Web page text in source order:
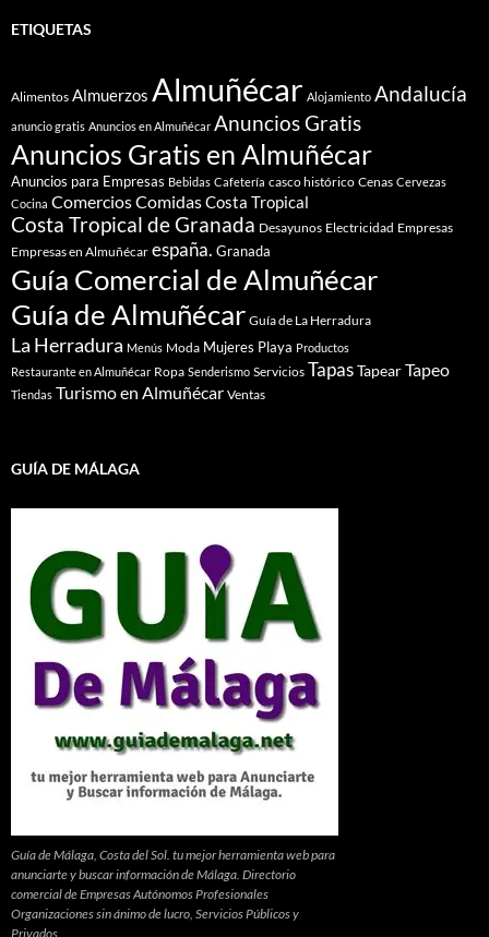
ETIQUETAS
Alimentos Almuerzos Almuñécar Alojamiento Andalucía
anuncio gratis Anuncios en Almuñécar Anuncios Gratis
Anuncios Gratis en Almuñécar
Anuncios para Empresas Bebidas Cafetería casco histórico Cenas Cervezas
Cocina ComerciosComidasCosta Tropical
Costa Tropical de Granada Desayunos Electricidad Empresas
Empresas en Almuñécar españa. Granada
Guía Comercial de Almuñécar
Guía de Almuñécar Guía de La Herradura
La Herradura Menús Moda Mujeres Playa Productos
Restaurante en Almuñécar Ropa Senderismo Servicios TapasTapearTapeo
Tiendas Turismo en Almuñécar Ventas
GUÍA DE MÁLAGA
Guía de Málaga, Costa del Sol. tu mejor herramienta web para
anunciarte y buscar información de Málaga. Directorio
comercial de Empresas Autónomos Profesionales
Organizaciones sin ánimo de lucro, Servicios Públicos y
Privados.